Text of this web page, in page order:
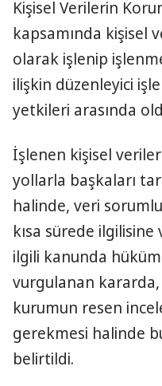
Kişisel Verilerin
kapsamında kişisel
olarak işlenip
ilişkin düzenleyici
yetkileri arasında
İşlenen kişisel
yollarla başkaları
halinde, veri
kısa sürede
ilgili kanunda hüküm
vurgulanan
kurumun resen
gerekmesi halinde
belirtildi.